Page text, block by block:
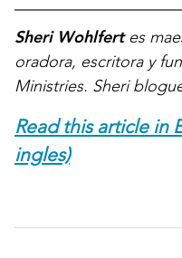
Sheri Wohlfertes
oradora, escritora y
Ministries. Sheri
Read this article in
ingles)